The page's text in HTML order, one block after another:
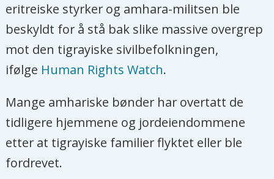
eritreiske styrker og amhara-militsen ble
beskyldt for å stå bak slike massive overgrep
mot den tigrayiske sivilbefolkningen,
ifølge Human Rights Watch.
Mange amhariske bønder har overtatt de
tidligere hjemmene og jordeiendommene
etter at tigrayiske familier flyktet eller ble
fordrevet.